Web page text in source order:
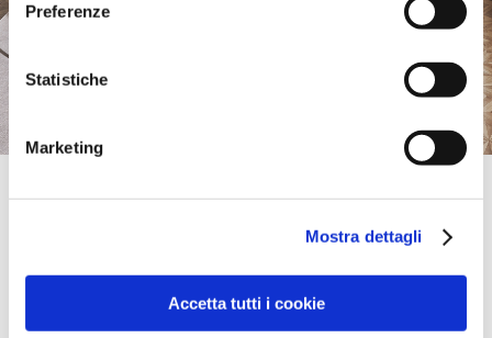
Preferenze
Statistiche
Marketing
Mostra dettagli
Accetta tutti i cookie
+36 92 313 325
info@ricco.hu